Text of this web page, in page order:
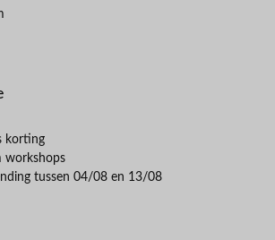
korting
workshops
tussen 04/08 en 13/08